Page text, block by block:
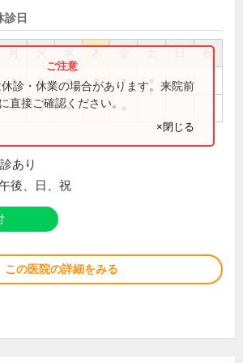
診日
祝
● ● ● ● ●
● ● ●
診・休業の場合があります。来院前
直接ご確認ください。
×閉じる
あり
後、日、祝
この医院の詳細をみる